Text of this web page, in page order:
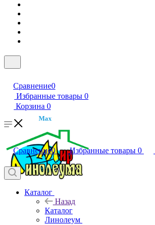
Сравнение0
Избранные товары 0
Корзина 0
Max
Сравнение0 Избранные товары 0
Каталог
Назад
Каталог
Линолеум